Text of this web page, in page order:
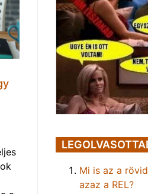
Mi is az a
azaz a REL?